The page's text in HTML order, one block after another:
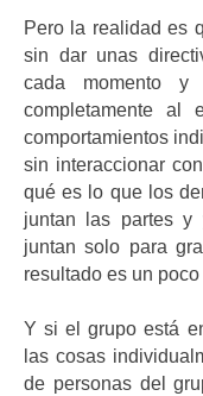
Pero la realidad es
sin dar unas
cada momento y
completamente al
comportamientos
sin interaccionar
qué es lo que los
juntan las partes y
juntan solo para
resultado es un poco
Y si el grupo está
las cosas
de personas del